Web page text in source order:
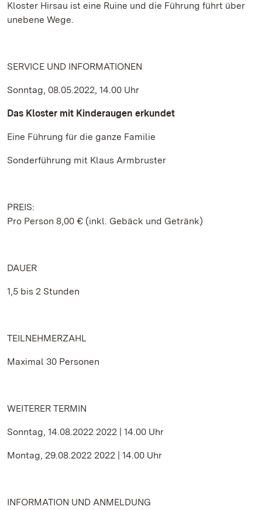
Kloster Hirsau ist eine Ruine und die Führung führt über
unebene Wege.
SERVICE UND INFORMATIONEN
Sonntag, 08.05.2022, 14.00 Uhr
Das Kloster mit Kinderaugen erkundet
Eine Führung für die ganze Familie
Sonderführung mit Klaus Armbruster
PREIS:
Pro Person 8,00 € (inkl. Gebäck und Getränk)
DAUER
1,5 bis 2 Stunden
TEILNEHMERZAHL
Maximal 30 Personen
WEITERER TERMIN
Sonntag, 14.08.2022 2022 | 14.00 Uhr
Montag, 29.08.2022 2022 | 14.00 Uhr
INFORMATION UND ANMELDUNG